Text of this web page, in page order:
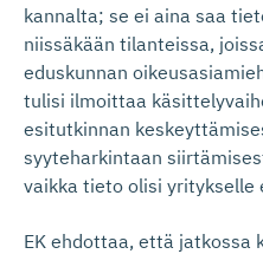
kannalta; se ei aina saa
niissäkään tilanteissa,
eduskunnan
tulisi ilmoittaa
esitutkinnan
syyteharkintaan
vaikka tieto olisi
EK ehdottaa, että jatkossa